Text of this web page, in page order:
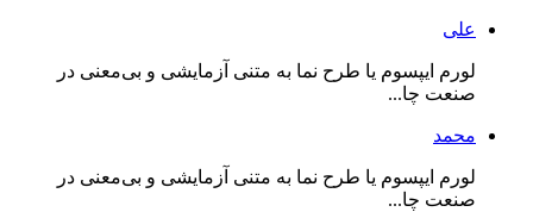
علی
لورم ایپسوم یا طرح‌ نما به متنی آزمایشی و بی‌معنی در
صنعت چا...
محمد
لورم ایپسوم یا طرح‌ نما به متنی آزمایشی و بی‌معنی در
صنعت چا...